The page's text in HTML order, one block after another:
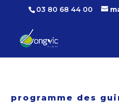
03 80 68 44 00
programme des